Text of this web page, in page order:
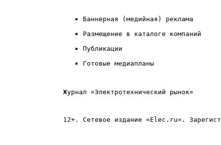
Баннерная (медийная) реклама
Размещение в каталоге компаний
Публикации
Готовые медиапланы
Журнал «Электротехнический рынок»
12+. Сетевое издание «Elec.ru».